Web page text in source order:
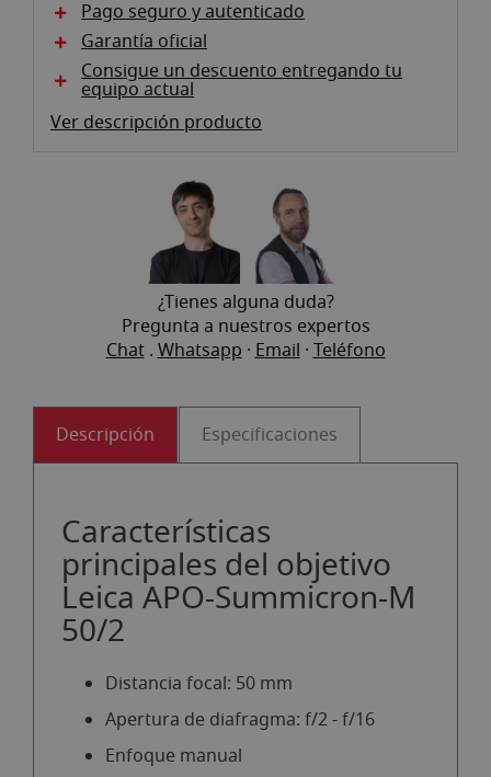
Pago seguro y autenticado
Garantía oficial
Consigue un descuento entregando tu
equipo actual
Ver descripción producto
¿Tienes alguna duda?
Pregunta a nuestros expertos
Chat.Whatsapp ·Email ·Teléfono
Descripción Especificaciones
Características
principales del objetivo
Leica APO-Summicron-M
50/2
Distancia focal: 50 mm
Apertura de diafragma: f/2 - f/16
Enfoque manual